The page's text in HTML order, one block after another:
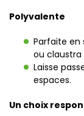
Polyvalente
Parfaite en
ou claustra
Laisse
espaces.
Un choix